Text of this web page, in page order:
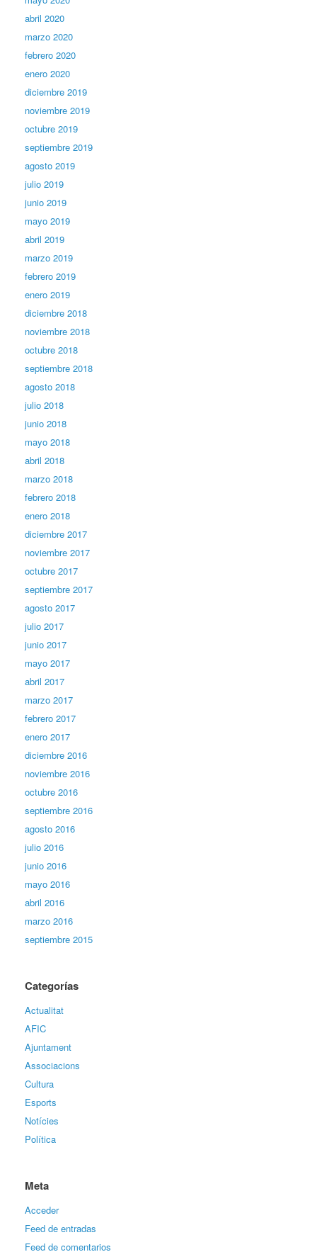
abril 2020
marzo 2020
febrero 2020
enero 2020
diciembre 2019
noviembre 2019
octubre 2019
septiembre 2019
agosto 2019
julio 2019
junio 2019
mayo 2019
abril 2019
marzo 2019
febrero 2019
enero 2019
diciembre 2018
noviembre 2018
octubre 2018
septiembre 2018
agosto 2018
julio 2018
junio 2018
mayo 2018
abril 2018
marzo 2018
febrero 2018
enero 2018
diciembre 2017
noviembre 2017
octubre 2017
septiembre 2017
agosto 2017
julio 2017
junio 2017
mayo 2017
abril 2017
marzo 2017
febrero 2017
enero 2017
diciembre 2016
noviembre 2016
octubre 2016
septiembre 2016
agosto 2016
julio 2016
junio 2016
mayo 2016
abril 2016
marzo 2016
septiembre 2015
Categorías
Actualitat
AFIC
Ajuntament
Associacions
Cultura
Esports
Notícies
Política
Meta
Acceder
Feed de entradas
Feed de comentarios